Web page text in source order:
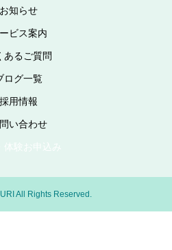
お知らせ
ビス案内
あるご質問
ログ一覧
採用情報
い合わせ
体験お申込み
All Rights Reserved.